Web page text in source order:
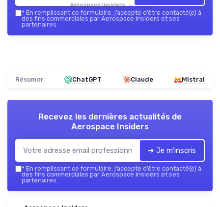
Aerospace Insiders — 2026
* En remplissant ce formulaire, j’accepte d’être contacté(e) à
des fins commerciales par Aerospace Insiders et ses
partenaires.
Résumer ChatGPT Claude Mistral
Recevez les dernières actualités de
Aerospace Insiders
➔ Je m'inscris
* En remplissant ce formulaire, j’accepte d’être contacté(e) à
des fins commerciales par Aerospace Insiders et ses
partenaires.